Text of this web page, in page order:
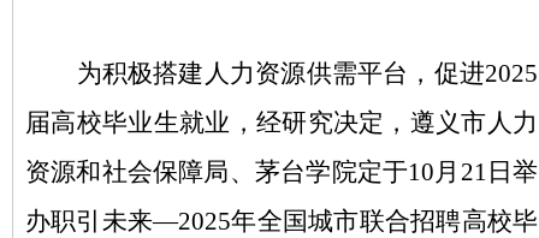
为积极搭建人力资源供需平台，促进2025
届高校毕业生就业 ， 经研究决定， 遵义市人力
资源和社会保障局、 茅台学院定于10月 21日举
办职引未来—2025年全国城市联合招聘高校毕